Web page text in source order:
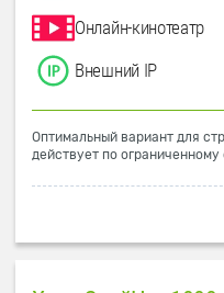
Онлайн-кинотеатр
Внешний IP
Оптимальный вариант для
действует по ограниченному